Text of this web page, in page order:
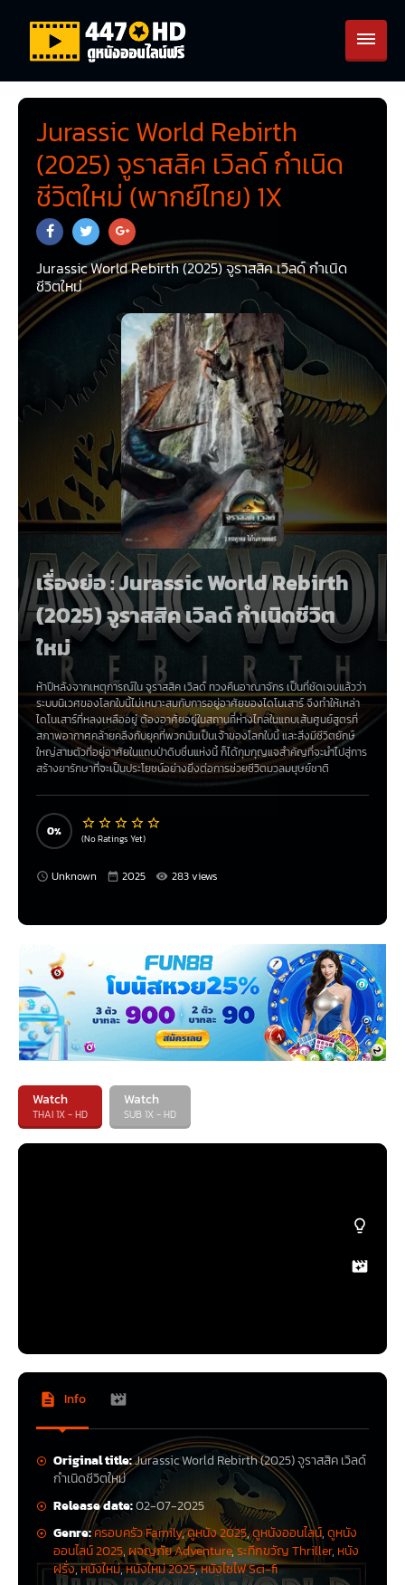
Jurassic World Rebirth
(2025) จูราสสิค เวิลด์ กำเนิด
ชีวิตใหม่ (พากย์ไทย) 1X
Jurassic World Rebirth (2025) จูราสสิค เวิลด์ กำเนิด
ชีวิตใหม่
เรื่องย่อ : Jurassic World Rebirth
(2025) จูราสสิค เวิลด์ กำเนิดชีวิต
ใหม่
ห้าปีหลังจากเหตุการณ์ใน จูราสสิค เวิลด์ ทวงคืนอาณาจักร เป็นที่ชัดเจนแล้วว่า
ระบบนิเวศของโลกใบนี้ไม่เหมาะสมกับการอยู่อาศัยของไดโนเสาร์ จึงทำให้เหล่า
ไดโนเสาร์ที่หลงเหลืออยู่ ต้องอาศัยอยู่ในสถานที่ห่างไกลในแถบเส้นศูนย์สูตรที่
สภาพอากาศคล้ายคลึงกับยุคที่พวกมันเป็นเจ้าของโลกใบนี้ และสิ่งมีชีวิตยักษ์
ใหญ่สามตัวที่อยู่อาศัยในแถบป่าดิบชื่นแห่งนี้ ก็ได้กุมกุญแจสำคัญที่จะนำไปสู่การ
สร้างยารักษาที่จะเป็นประโยชน์อย่างยิ่งต่อการช่วยชีวิตมวลมนุษย์ชาติ
0 (No Ratings Yet)
Unknown 2025 283 views
Watch
THAI 1X - HD
Watch
SUB 1X - HD
Info
Original title:Jurassic World Rebirth (2025) จูราสสิค เวิลด์
กำเนิดชีวิตใหม่
Release date:02-07-2025
Genre:ครอบครัว Family,ดูหนัง 2025,ดูหนังออนไลน์,ดูหนัง
ออนไลน์ 2025,ผจญภัย Adventure,ระทึกขวัญ Thriller, หนัง
ฝรั่ง,หนังใหม่,หนังใหม่ 2025,หนังไซไฟ Sci-fi